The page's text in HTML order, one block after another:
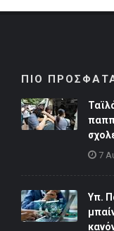
ΠΙΟ
7
Υπ.